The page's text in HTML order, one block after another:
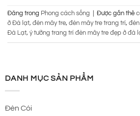
Đăng trong Phong cách sống Được gắn thẻ
ở Đà lạt, đèn mây tre, đèn mây tre trang trí,
Đà Lạt, ý tưởng trang trí đèn mây tre đẹp ở đà
DANH MỤC SẢN PHẨM
Đèn Cói